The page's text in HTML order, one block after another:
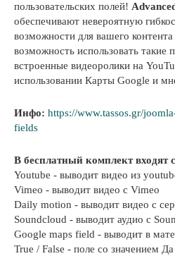
пользовательских полей!
обеспечивают невероятную
возможности для вашего
возможность использовать такие
встроенные видеоролики на
использовании Карты Google и
Инфо: https://www.tassos.gr/
fields
В бесплатный комплект входят
Youtube - выводит видео из
Vimeo - выводит видео с Vimeo
Daily motion - выводит видео с
Soundcloud - выводит аудио с
Google maps field - выводит в
True / False - поле со значением